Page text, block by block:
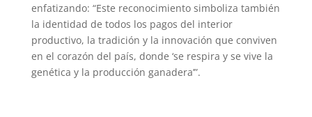
enfatizando: “Este reconocimiento simboliza también
la identidad de todos los pagos del interior
productivo, la tradición y la innovación que conviven
en el corazón del país, donde ‘se respira y se vive la
genética y la producción ganadera’”.